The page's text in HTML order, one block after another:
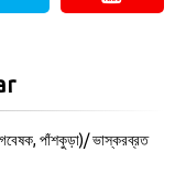
পাঁশকুড়া)/ ভাস্করব্রত